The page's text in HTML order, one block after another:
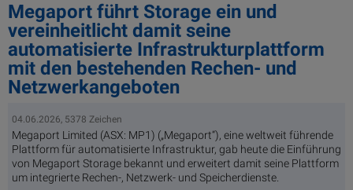
Megaport führt Storage ein und
vereinheitlicht damit seine
automatisierte Infrastrukturplattform
mit den bestehenden Rechen- und
Netzwerkangeboten
04.06.2026, 5378 Zeichen
Megaport Limited (ASX: MP1) („Megaport“), eine weltweit führende
Plattform für automatisierte Infrastruktur, gab heute die Einführung
von Megaport Storage bekannt und erweitert damit seine Plattform
um integrierte Rechen-, Netzwerk- und Speicherdienste.